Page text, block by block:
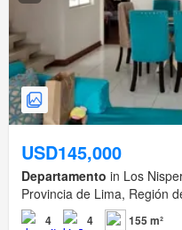
USD145,000
Departamento in Los
Provincia de Lima, Región
4 4 155 m²